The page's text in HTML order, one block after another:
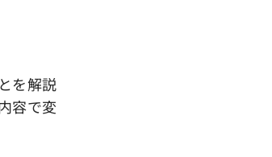
を解説
容で変